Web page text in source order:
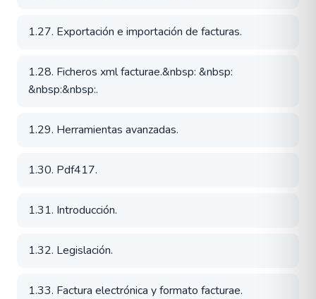
1.27. Exportación e importación de facturas.
1.28. Ficheros xml facturae.&nbsp: &nbsp:
&nbsp:&nbsp:.
1.29. Herramientas avanzadas.
1.30. Pdf417.
1.31. Introducción.
1.32. Legislación.
1.33. Factura electrónica y formato facturae.